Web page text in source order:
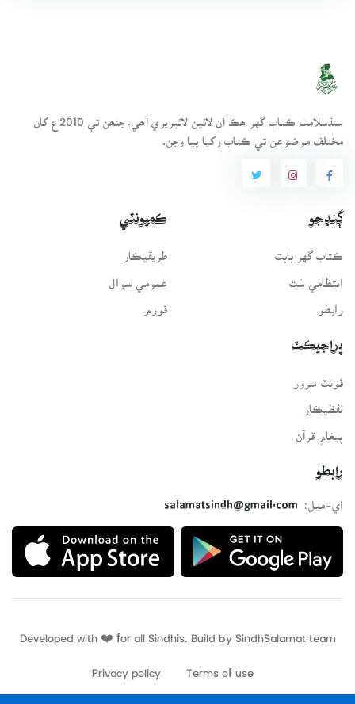
سنڌسلامت ڪتاب گهر ھڪ آن لائين لائبريري آھي، جنھن تي 2010ع کان
مختلف موضوعن تي ڪتاب رکيا پيا وڃن.
ڳنڍجو
ڪتاب گهر بابت
انتظامي سَٿ
رابطو
ڪميونٽي
طريقيڪار
عمومي سوال
فورم
پراجيڪٽ
لفظيڪار
پيغامِ قرآن
رابطو
اي-ميل:
salamatsindh@gmail.com
Developed with ❤️ for all Sindhis. Build by
Terms of use